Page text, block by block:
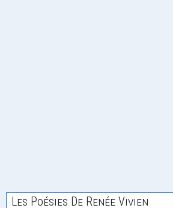
Les Poésies De Renée Vivien